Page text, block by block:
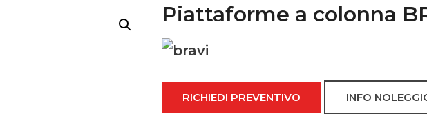
Abbiamo le risposte alle tue
Acquisto o noleggio? Stoccaggio o movimentazione?
CONTATTACI
Piattaforme a colonna
a
RICHIEDI PREVENTIVO INFO